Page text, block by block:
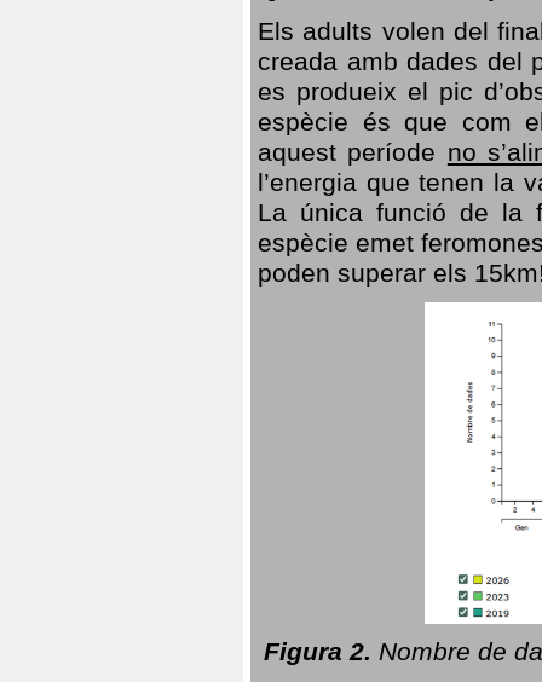
Els adults volen del
creada amb dades del
es produeix el pic
espècie és que com
aquest període no
l’energia que tenen la
La única funció de la
espècie emet
poden superar els
Figura 2. Nombre de